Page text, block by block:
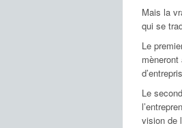
Mais la
qui se
Le
Le
vision de